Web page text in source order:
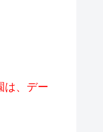
は、デー